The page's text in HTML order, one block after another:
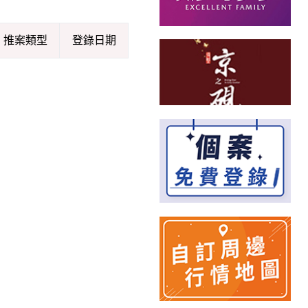
推案類型 登錄日期